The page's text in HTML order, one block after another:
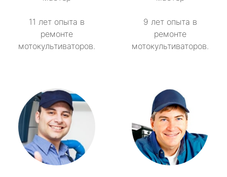
11 лет опыта в
ремонте
мотокультиваторов.
9 лет опыта в
ремонте
мотокультиваторов.